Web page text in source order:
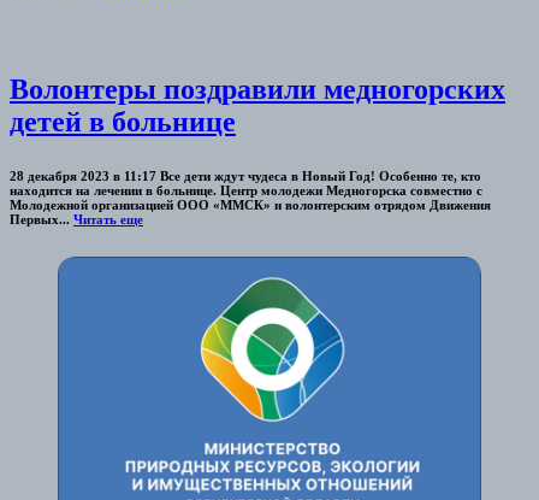
Волонтеры поздравили медногорских
детей в больнице
28 декабря 2023 в 11:17 Все дети ждут чудеса в Новый Год! Особенно те, кто
находится на лечении в больнице. Центр молодежи Медногорска совместно с
Молодежной организацией ООО «ММСК» и волонтерским отрядом Движения
Первых... Читать еще